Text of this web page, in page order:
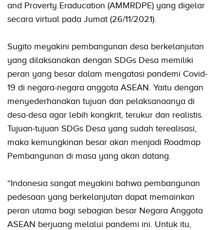
and Proverty Eraducation (AMMRDPE) yang digelar
secara virtual pada Jumat (26/11/2021).
Sugito meyakini pembangunan desa berkelanjutan
yang dilaksanakan dengan SDGs Desa memiliki
peran yang besar dalam mengatasi pandemi Covid-
19 di negara-negara anggota ASEAN. Yaitu dengan
menyederhanakan tujuan dan pelaksanaanya di
desa-desa agar lebih kongkrit, terukur dan realistis.
Tujuan-tujuan SDGs Desa yang sudah terealisasi,
maka kemungkinan besar akan menjadi Roadmap
Pembangunan di masa yang akan datang.
“Indonesia sangat meyakini bahwa pembangunan
pedesaan yang berkelanjutan dapat memainkan
peran utama bagi sebagian besar Negara Anggota
ASEAN berjuang melalui pandemi ini. Untuk itu,